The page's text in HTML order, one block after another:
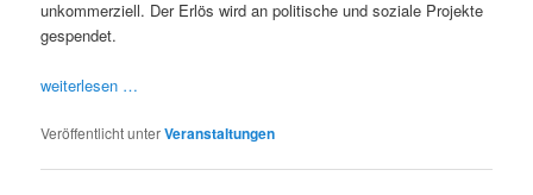
unkommerziell. Der Erlös wird an politische und soziale Projekte
gespendet.
weiterlesen …
Veröffentlicht unterVeranstaltungen